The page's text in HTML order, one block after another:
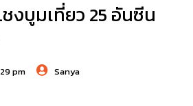
งบูมเที่ยว 25 อันซีน
pm Sanya